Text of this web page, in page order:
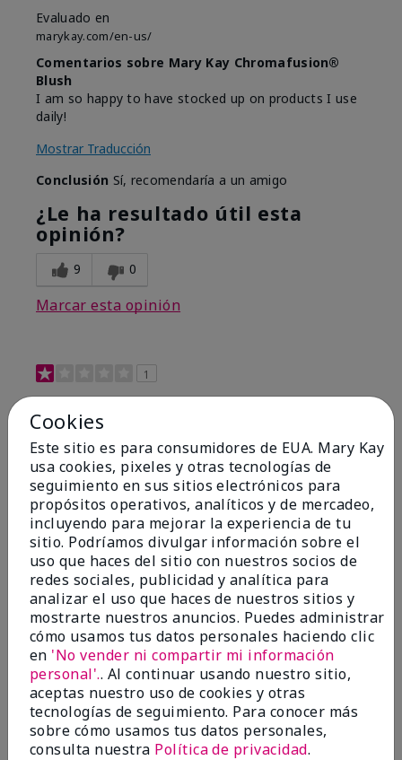
Evaluado en
marykay.com/en-us/
Comentarios sobre Mary Kay Chromafusion®
Blush
I am so happy to have stocked up on products I use
daily!
Mostrar Traducción
Conclusión Sí, recomendaría a un amigo
¿Le ha resultado útil esta
opinión?
9 0
Marcar esta opinión
1
Not a favorite
EnviadoHace 9 meses
por Bette B.
deGreen Valley
Comprador verificado
Evaluado en
marykay.com/en-us/
Comentarios sobre Mary Kay Chromafusion®
Blush
The blush is hard to get used to - it goes on very
heavy and then needs to be softened. I think I will
stick with my old brand for now.
Mostrar Traducción
ConclusiónNo, no recomendaría a un amigo
¿Le ha resultado útil esta
Cookies
Este sitio es para consumidores de EUA. Mary Kay
usa cookies, pixeles y otras tecnologías de
seguimiento en sus sitios electrónicos para
propósitos operativos, analíticos y de mercadeo,
incluyendo para mejorar la experiencia de tu
sitio. Podríamos divulgar información sobre el
uso que haces del sitio con nuestros socios de
redes sociales, publicidad y analítica para
analizar el uso que haces de nuestros sitios y
mostrarte nuestros anuncios. Puedes administrar
cómo usamos tus datos personales haciendo clic
en 'No vender ni compartir mi información
personal'.. Al continuar usando nuestro sitio,
aceptas nuestro uso de cookies y otras
tecnologías de seguimiento. Para conocer más
sobre cómo usamos tus datos personales,
consulta nuestra Política de privacidad.